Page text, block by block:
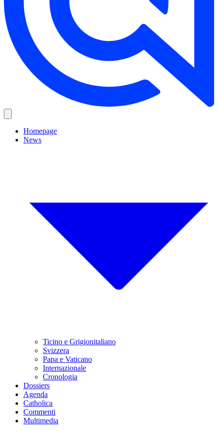
Homepage
News
Ticino e Grigionitaliano
Svizzera
Papa e Vaticano
Internazionale
Cronologia
Dossiers
Agenda
Catholica
Commenti
Multimedia